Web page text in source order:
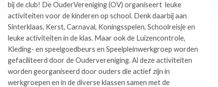
bij de club! De OuderVereniging (OV) organiseert leuke
activiteiten voor de kinderen op school. Denk daarbij aan
Sinterklaas, Kerst, Carnaval, Koningsspelen, Schoolreisje en
leuke activiteiten in de klas. Maar ook de Luizencontrole,
Kleding- en speelgoedbeurs en Speelpleinwerkgroep worden
gefaciliteerd door de Oudervereniging. Al deze activiteiten
worden georganiseerd door ouders die actief zijn in
werkgroepen en in de diverse klassen samen met de